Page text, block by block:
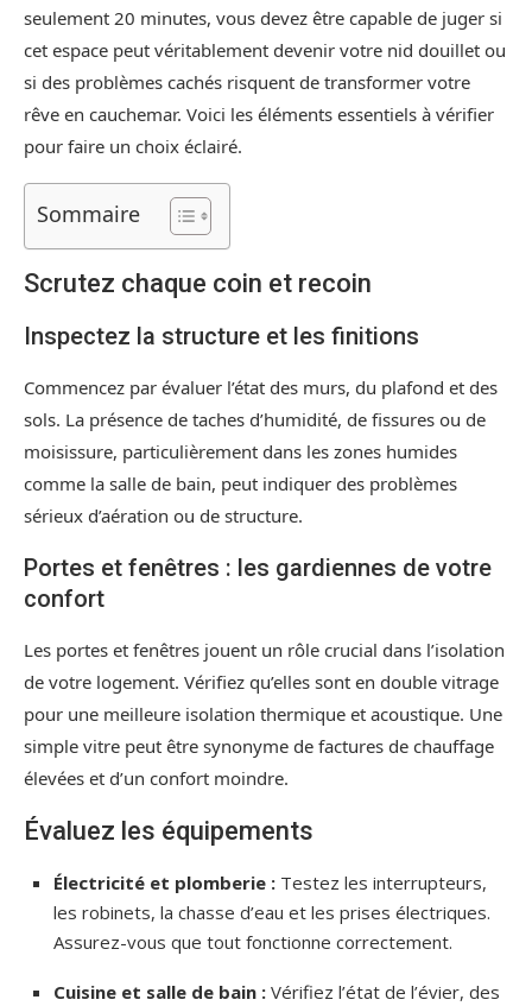
seulement 20 minutes, vous devez être capable de juger si
cet espace peut véritablement devenir votre nid douillet ou
si des problèmes cachés risquent de transformer votre
rêve en cauchemar. Voici les éléments essentiels à vérifier
pour faire un choix éclairé.
Sommaire
Scrutez chaque coin et recoin
Inspectez la structure et les finitions
Commencez par évaluer l’état des murs, du plafond et des
sols. La présence de taches d’humidité, de fissures ou de
moisissure, particulièrement dans les zones humides
comme la salle de bain, peut indiquer des problèmes
sérieux d’aération ou de structure.
Portes et fenêtres : les gardiennes de votre
confort
Les portes et fenêtres jouent un rôle crucial dans l’isolation
de votre logement. Vérifiez qu’elles sont en double vitrage
pour une meilleure isolation thermique et acoustique. Une
simple vitre peut être synonyme de factures de chauffage
élevées et d’un confort moindre.
Évaluez les équipements
Électricité et plomberie : Testez les interrupteurs,
les robinets, la chasse d’eau et les prises électriques.
Assurez-vous que tout fonctionne correctement.
Cuisine et salle de bain : Vérifiez l’état de l’évier, des